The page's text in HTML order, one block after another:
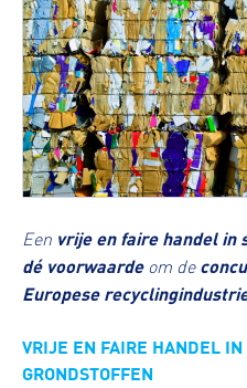
Een vrije en faire handel in
dé voorwaardeom de
Europese
VRIJE EN FAIRE HANDEL
GRONDSTOFFEN